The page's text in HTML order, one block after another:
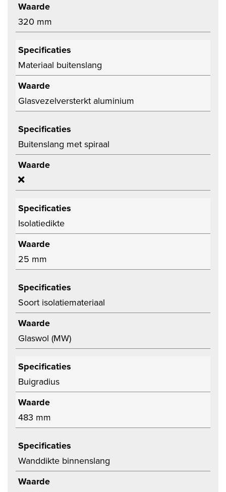
Waarde
320 mm
Specificaties
Materiaal buitenslang
Waarde
Glasvezelversterkt aluminium
Specificaties
Buitenslang met spiraal
Waarde
Specificaties
Isolatiedikte
Waarde
25 mm
Specificaties
Soort isolatiemateriaal
Waarde
Glaswol (MW)
Specificaties
Buigradius
Waarde
483 mm
Specificaties
Wanddikte binnenslang
Waarde